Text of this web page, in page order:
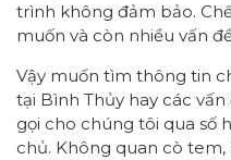
trình không đảm bảo.
muốn và còn nhiều vấn
Vậy muốn tìm thông tin
tại Bình Thủy hay các
gọi cho chúng tôi qua số
chủ. Không quan cò